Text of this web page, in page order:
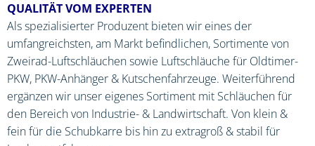
QUALITÄT VOM EXPERTEN
Als spezialisierter Produzent bieten wir eines der
umfangreichsten, am Markt befindlichen, Sortimente von
Zweirad-Luftschläuchen sowie Luftschläuche für Oldtimer-
PKW, PKW-Anhänger & Kutschenfahrzeuge. Weiterführend
ergänzen wir unser eigenes Sortiment mit Schläuchen für
den Bereich von Industrie- & Landwirtschaft. Von klein &
fein für die Schubkarre bis hin zu extragroß & stabil für